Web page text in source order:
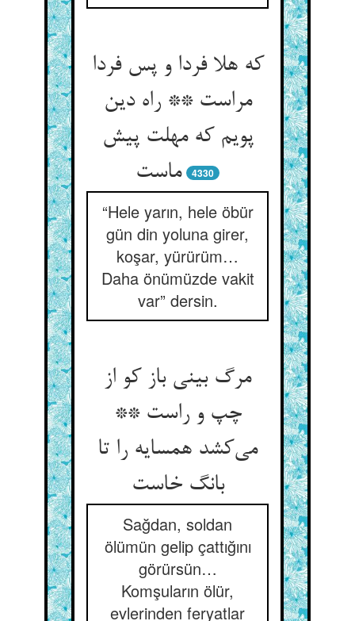
که هلا فردا و پس فردا
مراست ** راه دین
پویم که مهلت پیش
ماست
4330
“Hele yarın, hele öbür
gün din yoluna girer,
koşar, yürürüm…
Daha önümüzde vakit
var” dersin.
مرگ بینی باز کو از
چپ و راست **
می‌کشد همسایه را تا
بانگ خاست
Sağdan, soldan
ölümün gelip çattığını
görürsün…
Komşuların ölür,
evlerinden feryatlar